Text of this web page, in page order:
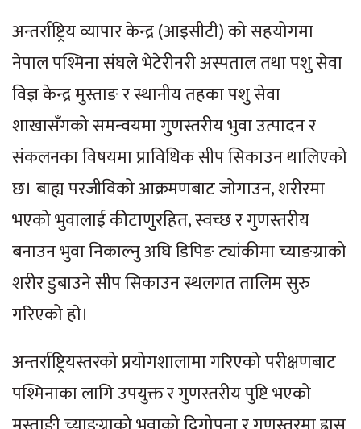
अन्तर्राष्ट्रिय व्यापार केन्द्र (आइसीटी) को सहयोगमा
नेपाल पश्मिना संघले भेटेरीनरी अस्पताल तथा पशुु सेवा
विज्ञ केन्द्र मुस्ताङ र स्थानीय तहका पशु सेवा
शाखासँगको समन्वयमा गुुणस्तरीय भुवा उत्पादन र
संकलनका विषयमा प्राविधिक सीप सिकाउन थालिएको
छ। बाह्य परजीविको आक्रमणबाट जोगाउन, शरीरमा
भएको भुवालाई कीटाणुुरहित, स्वच्छ र गुणस्तरीय
बनाउन भुवा निकाल्नु अघि डिपिङ ट्यांकीमा च्याङग्राको
शरीर डुबाउने सीप सिकाउन स्थलगत तालिम सुरु
गरिएको हाे।
अन्तर्राष्ट्रियस्तरको प्रयोगशालामा गरिएको परीक्षणबाट
पश्मिनाका लागि उपयुक्त र गुणस्तरीय पुष्टि भएको